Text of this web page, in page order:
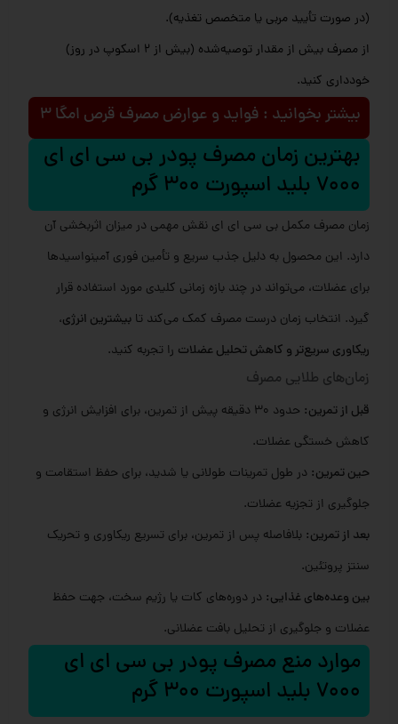
(در صورت تأیید مربی یا متخصص تغذیه).
از مصرف بیش از مقدار توصیه‌شده (بیش از 2 اسکوپ در روز)
خودداری کنید.
بیشتر بخوانید : فواید و عوارض مصرف قرص امگا 3
بهترین زمان مصرف پودر بی سی ای ای
7000 بلید اسپورت 300 گرم
زمان مصرف مکمل بی سی ای ای نقش مهمی در میزان اثربخشی آن
دارد. این محصول به دلیل جذب سریع و تأمین فوری آمینواسیدها
برای عضلات، می‌تواند در چند بازه زمانی کلیدی مورد استفاده قرار
گیرد. انتخاب زمان درست مصرف کمک می‌کند تا بیشترین انرژی،
ریکاوری سریع‌تر و کاهش تحلیل عضلات را تجربه کنید.
زمان‌های طلایی مصرف
قبل از تمرین:
حدود 30 دقیقه پیش از تمرین، برای افزایش انرژی و
کاهش خستگی عضلات.
حین تمرین: در طول تمرینات طولانی یا شدید، برای حفظ استقامت و
جلوگیری از تجزیه عضلات.
بعد از تمرین: بلافاصله پس از تمرین، برای تسریع ریکاوری و تحریک
سنتز پروتئین.
بین وعده‌های غذایی: در دوره‌های کات یا رژیم سخت، جهت حفظ
عضلات و جلوگیری از تحلیل بافت عضلانی.
موارد منع مصرف پودر بی سی ای ای
7000 بلید اسپورت 300 گرم